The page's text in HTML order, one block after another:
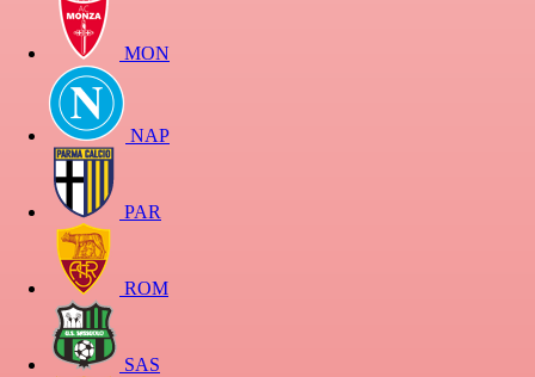
MON
NAP
PAR
ROM
SAS